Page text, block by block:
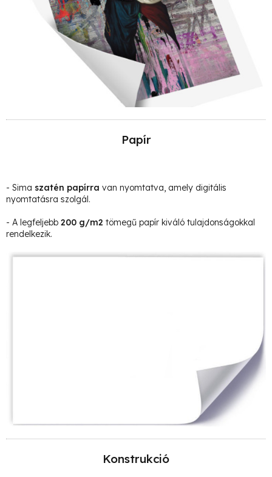
Papír
- Sima szatén papírra van nyomtatva, amely digitális
nyomtatásra szolgál.
- A legfeljebb 200 g/m2 tömegű papír kiváló tulajdonságokkal
rendelkezik.
Konstrukció